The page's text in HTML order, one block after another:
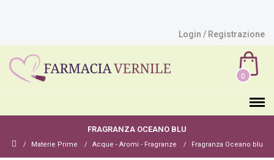
Login / Registrazione
0
FRAGRANZA OCEANO BLU
Materie Prime Acque - Aromi - Fragranze Fragranza Oceano blu